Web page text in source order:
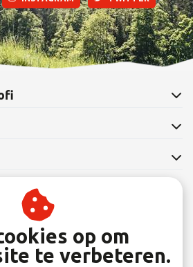
om op de hoogte te blijven.
op om
te verbeteren.